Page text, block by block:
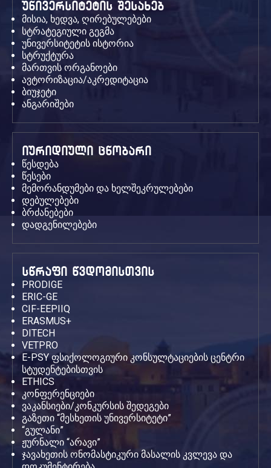
უნივერსიტეტის შესახებ
მისია, ხედვა, ღირებულებები
სტრატეგიული გეგმა
უნივერსიტეტის ისტორია
სტრუქტურა
მართვის ორგანოები
ავტორიზაცია/აკრედიტაცია
ბიუჯეტი
ანგარიშები
იურიდიული ცნობარი
წესდება
წესები
მემორანდუმები და ხელშეკრულებები
დებულებები
ბრძანებები
დადგენილებები
სწრაფი წვდომისთვის
PRODIGE
ERIC-GE
CIF-EEPIIQ
ERASMUS+
DITECH
VETPRO
E-PSY ფსიქოლოგიური კონსულტაციების ცენტრი
სტუდენტებისთვის
ETHICS
კონფერენციები
ვაკანსიები/კონკურსის შედეგები
გაზეთი “მესხეთის უნივერსიტეტი”
“გულანი”
ჟურნალი “არავი”
ჯავახეთის ონომასტიკური მასალის კვლევა და